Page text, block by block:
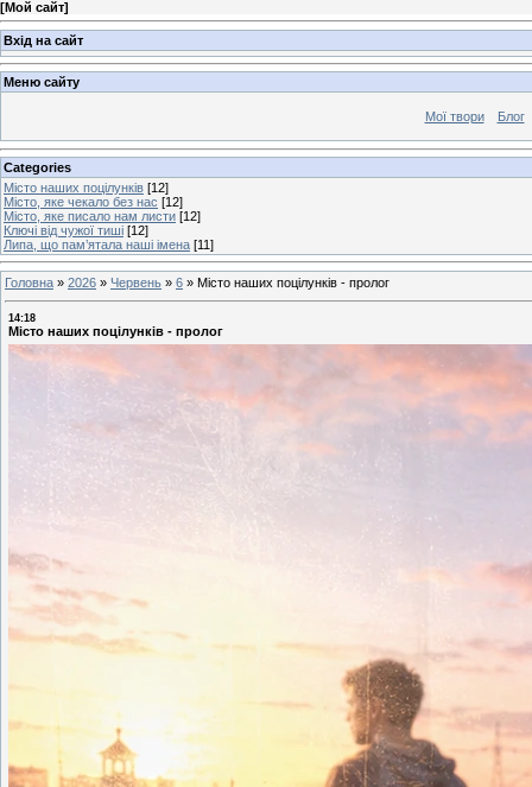
[Мой сайт]
Вхід на сайт
Меню сайту
Мої твори Блог
Categories
Місто наших поцілунків [12]
Місто, яке чекало без нас [12]
Місто, яке писало нам листи [12]
Ключі від чужої тиші [12]
Липа, що пам’ятала наші імена [11]
Головна » 2026 » Червень » 6 » Місто наших поцілунків - пролог
14:18
Місто наших поцілунків - пролог